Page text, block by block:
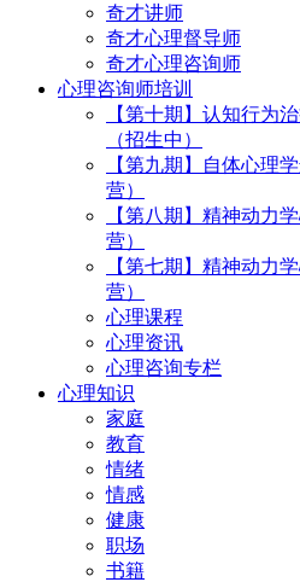
奇才讲师
奇才心理督导师
奇才心理咨询师
心理咨询师培训
【第十期】认知行为
（招生中）
【第九期】自体心理
营）
【第八期】精神动力
营）
【第七期】精神动力
营）
心理课程
心理资讯
心理咨询专栏
心理知识
家庭
教育
情绪
情感
健康
职场
书籍